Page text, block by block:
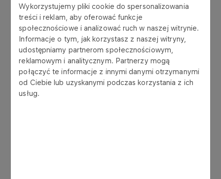
Wykorzystujemy pliki cookie do spersonalizowania
treści i reklam, aby oferować funkcje
społecznościowe i analizować ruch w naszej witrynie.
Informacje o tym, jak korzystasz z naszej witryny,
udostępniamy partnerom społecznościowym,
reklamowym i analitycznym. Partnerzy mogą
połączyć te informacje z innymi danymi otrzymanymi
od Ciebie lub uzyskanymi podczas korzystania z ich
usług.
w ramach programu „Wsparcie
infrastruktury do ładowania pojazdów
elektrycznych i infrastruktury do tankowania
wodoru”. Numer umowy:
1965/2023/Wn07/OA-in-fn/D.
W ramach projektu powstanie 120